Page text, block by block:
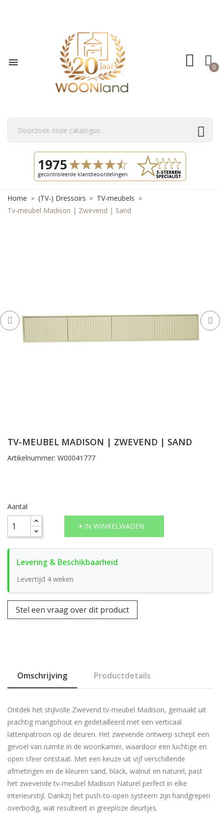
 0
Home (TV-) Dressoirs
TV-meubels
Tv-meubel Madison | Zwevend | Sand
TV-MEUBEL MADISON | ZWEVEND | SAND
Artikelnummer: W00041777
Aantal
IN WINKELWAGEN
Levertijd 4 weken
Stel een vraag over dit product
Omschrijving Productdetails
Ontdek het stijlvolle Zwevend tv-meubel Madison, gemaakt uit
prachtig mangohout en gedetailleerd met een verticaal
lattenpatroon op de deuren. Het zwevende ontwerp schept een
gevoel van ruimte in de woonkamer, waardoor een luchtige en
open sfeer ontstaat. Met een keuze uit vijf verschillende
afmetingen en de kleuren sand, black, walnut en naturel, past
het zwevende tv-meubel Madison Naturel perfect in elke
interieurstijl. Dankzij het push-to-open systeem zijn handgrepen
overbodig, wat resulteert in greeploze deurtjes.